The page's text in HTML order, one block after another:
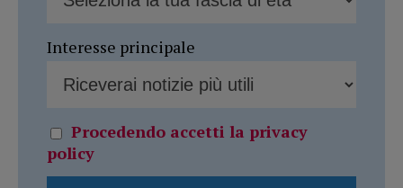
Interesse principale
Procedendo accetti la privacy
policy